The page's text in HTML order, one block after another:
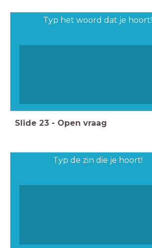
Typ het woord dat je hoort!
Slide 23 - Open vraag
Typ de zin die je hoort!